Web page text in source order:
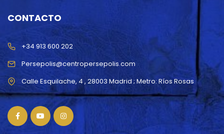
CONTACTO
Persepolis@centropersepolis.com
+34 913 600 202